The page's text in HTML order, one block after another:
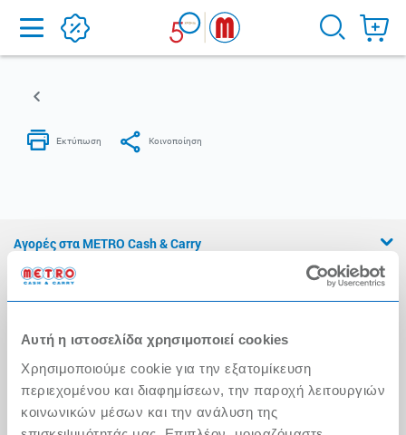
Αυτή η ιστοσελίδα χρησιμοποιεί cookies
Χρησιμοποιούμε cookie για την εξατομίκευση
περιεχομένου και διαφημίσεων, την παροχή λειτουργιών
κοινωνικών μέσων και την ανάλυση της
Home
Αγορές στα METRO Cash & Carry
Εμπειρία METRO Cash & Carry
Η Αλυσίδα
Press Kit
Ο λογαριασμός μου